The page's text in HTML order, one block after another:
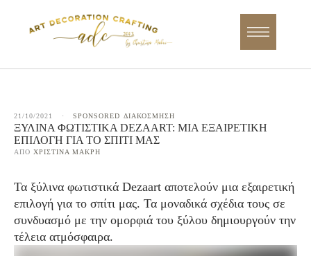
21/10/2021 · SPONSORED ΔΙΑΚΟΣΜΗΣΗ
ΞΎΛΙΝΑ ΦΩΤΙΣΤΙΚΆ DEZAART: ΜΙΑ ΕΞΑΙΡΕΤΙΚΉ
ΕΠΙΛΟΓΉ ΓΙΑ ΤΟ ΣΠΊΤΙ ΜΑΣ
ΑΠΌ ΧΡΙΣΤΊΝΑ ΜΑΚΡΉ
Τα ξύλινα φωτιστικά Dezaart αποτελούν μια εξαιρετική
επιλογή για το σπίτι μας. Τα μοναδικά σχέδια τους σε
συνδυασμό με την ομορφιά του ξύλου δημιουργούν την
τέλεια ατμόσφαιρα.